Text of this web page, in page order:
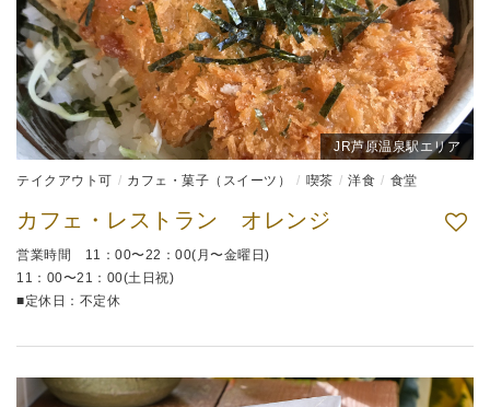
JR芦原温泉駅エリア
テイクアウト可 カフェ・菓子（スイーツ） 喫茶 洋食 食堂
カフェ・レストラン オレンジ
営業時間 11：00〜22：00(月〜金曜日)
11：00〜21：00(土日祝)
■定休日：不定休